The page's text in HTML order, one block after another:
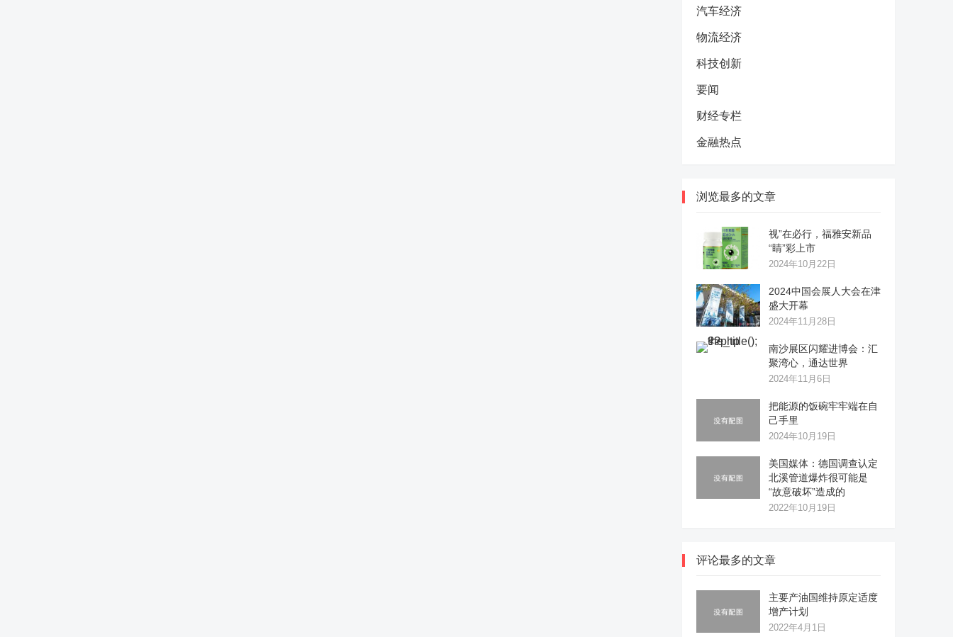
汽车经济
物流经济
科技创新
要闻
财经专栏
金融热点
浏览最多的文章
视”在必行，福雅安新品
“睛”彩上市
2024年10月22日
2024中国会展人大会在津
盛大开幕
2024年11月28日
南沙展区闪耀进博会：汇
聚湾心，通达世界
2024年11月6日
把能源的饭碗牢牢端在自
己手里
2024年10月19日
美国媒体：德国调查认定
北溪管道爆炸很可能是
“故意破坏”造成的
2022年10月19日
评论最多的文章
主要产油国维持原定适度
增产计划
2022年4月1日